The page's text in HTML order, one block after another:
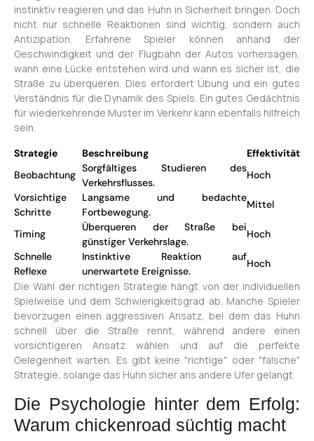
instinktiv reagieren und das Huhn in Sicherheit bringen. Doch
nicht nur schnelle Reaktionen sind wichtig, sondern auch
Antizipation. Erfahrene Spieler können anhand der
Geschwindigkeit und der Flugbahn der Autos vorhersagen,
wann eine Lücke entstehen wird und wann es sicher ist, die
Straße zu überqueren. Dies erfordert Übung und ein gutes
Verständnis für die Dynamik des Spiels. Ein gutes Gedächtnis
für wiederkehrende Muster im Verkehr kann ebenfalls hilfreich
sein.
Strategie Beschreibung
Effektivität
Beobachtung
Sorgfältiges Studieren des
Verkehrsflusses.
Hoch
Vorsichtige
Schritte
Langsame und bedachte
Fortbewegung.
Mittel
Timing
Überqueren der Straße bei
günstiger Verkehrslage.
Hoch
Schnelle
Reflexe
Instinktive Reaktion auf
unerwartete Ereignisse.
Hoch
Die Wahl der richtigen Strategie hängt von der individuellen
Spielweise und dem Schwierigkeitsgrad ab. Manche Spieler
bevorzugen einen aggressiven Ansatz, bei dem das Huhn
schnell über die Straße rennt, während andere einen
vorsichtigeren Ansatz wählen und auf die perfekte
Gelegenheit warten. Es gibt keine "richtige" oder "falsche"
Strategie, solange das Huhn sicher ans andere Ufer gelangt.
Die Psychologie hinter dem Erfolg:
Warum chickenroad süchtig macht